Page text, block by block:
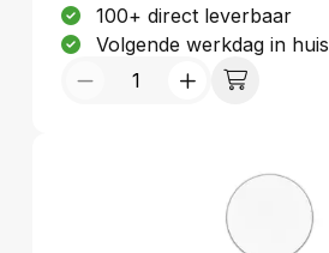
100+ direct leverbaar
Volgende werkdag in huis